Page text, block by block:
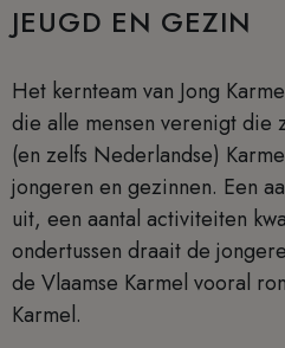
JEUGD EN GEZIN
Het kernteam van Jong
die alle mensen verenigt die
(en zelfs Nederlandse)
jongeren en gezinnen. Een
uit, een aantal activiteiten
ondertussen draait de
de Vlaamse Karmel vooral
Karmel.